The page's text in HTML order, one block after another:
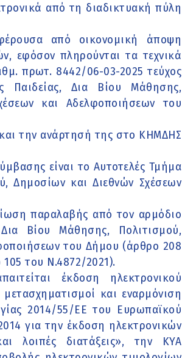
από τη διαδικτυακή πύλη
από οικονομική άποψη
εφόσον πληρούνται τα τεχνικά
πρωτ. 8442/06-03-2025 τεύχος
Παιδείας, Δια Βίου Μάθησης,
και Αδελφοποιήσεων του
την ανάρτησή της στο ΚΗΜΔΗΣ
είναι το Αυτοτελές Τμήμα
Δημοσίων και Διεθνών Σχέσεων
παραλαβής από τον αρμόδιο
Βίου Μάθησης, Πολιτισμού,
του Δήμου (άρθρο 208
του Ν.4872/2021).
έκδοση ηλεκτρονικού
και εναρμόνιση
2014/55/ΕΕ του Ευρωπαϊκού
για την έκδοση ηλεκτρονικών
λοιπές διατάξεις», την ΚΥΑ